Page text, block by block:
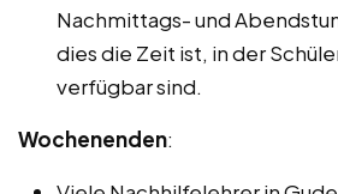
Nachmittags- und
dies die Zeit ist, in der
verfügbar sind.
Wochenenden: